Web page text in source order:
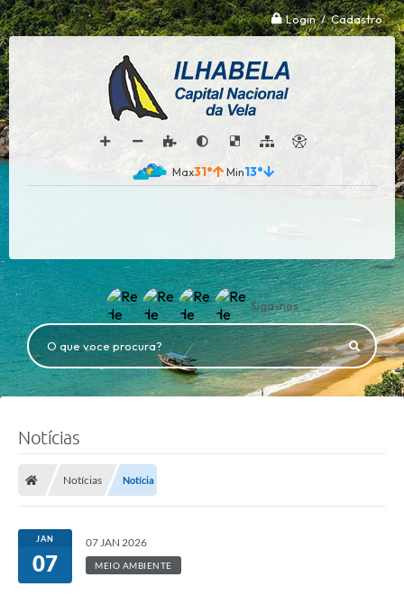
Login / Cadastro
31° 13°
Siga-nos
O que voce procura?
Notícias
Notícias Notícia
JAN
07
07 JAN 2026
MEIO AMBIENTE